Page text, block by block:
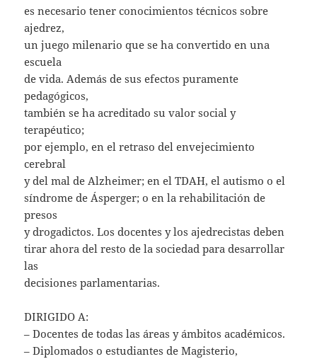
es necesario tener conocimientos técnicos sobre
ajedrez,
un juego milenario que se ha convertido en una
escuela
de vida. Además de sus efectos puramente
pedagógicos,
también se ha acreditado su valor social y
terapéutico;
por ejemplo, en el retraso del envejecimiento
cerebral
y del mal de Alzheimer; en el TDAH, el autismo o el
síndrome de Ásperger; o en la rehabilitación de
presos
y drogadictos. Los docentes y los ajedrecistas deben
tirar ahora del resto de la sociedad para desarrollar
las
decisiones parlamentarias.
DIRIGIDO A:
– Docentes de todas las áreas y ámbitos académicos.
– Diplomados o estudiantes de Magisterio,